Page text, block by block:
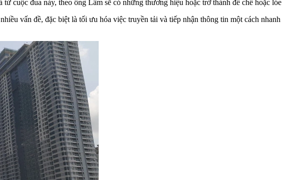
cuộc đua này, theo ông Lâm sẽ có những thương hiệu hoặc trở thành đế chế hoặc
vấn đề, đặc biệt là tối ưu hóa việc truyền tải và tiếp nhận thông tin một cách